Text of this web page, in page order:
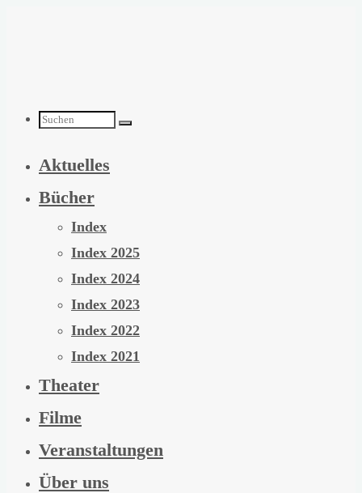
Suchen
nach:
Aktuelles
Bücher
Index
Index 2025
Index 2024
Index 2023
Index 2022
Index 2021
Theater
Filme
Veranstaltungen
Über uns